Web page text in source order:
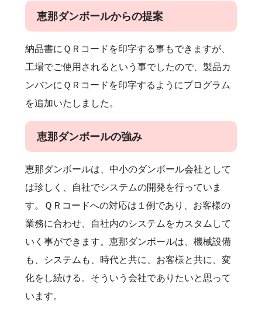
恵那ダンボールからの提案
納品書にＱＲコードを印字する事もできますが、
工場でご使用されるという事でしたので、製品カ
ンバンにＱＲコードを印字するようにプログラム
を追加いたしました。
恵那ダンボールの強み
恵那ダンボールは、中小のダンボール会社として
は珍しく、自社でシステムの開発を行っていま
す。ＱＲコードへの対応は１例であり、お客様の
業務に合わせ、自社内のシステムをカスタムして
いく事ができます。恵那ダンボールは、機械設備
も、システムも、時代と共に、お客様と共に、変
化をし続ける。そういう会社でありたいと思って
います。